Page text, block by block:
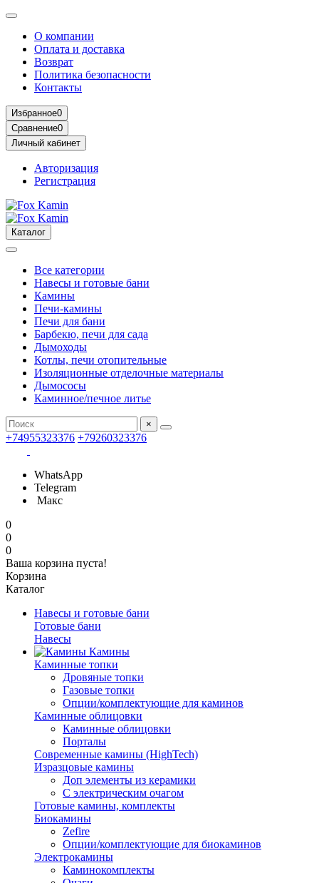
О компании
Оплата и доставка
Возврат
Политика безопасности
Контакты
Избранное0
Сравнение0
Личный кабинет
Авторизация
Регистрация
Каталог
Все категории
Навесы и готовые бани
Камины
Печи-камины
Печи для бани
Барбекю, печи для сада
Дымоходы
Котлы, печи отопительные
Изоляционные отделочные материалы
Дымососы
Каминное/печное литье
×
+74955323376 +79260323376
WhatsApp
Telegram
Макс
0
0
0
Ваша корзина пуста!
Корзина
Каталог
Навесы и готовые бани
Готовые бани
Навесы
Камины
Каминные топки
Дровяные топки
Газовые топки
Опции/комплектующие для каминов
Каминные облицовки
Каминные облицовки
Порталы
Современные камины (HighTech)
Изразцовые камины
Доп элементы из керамики
С электрическим очагом
Готовые камины, комплекты
Биокамины
Zefire
Опции/комплектующие для биокаминов
Электрокамины
Каминокомплекты